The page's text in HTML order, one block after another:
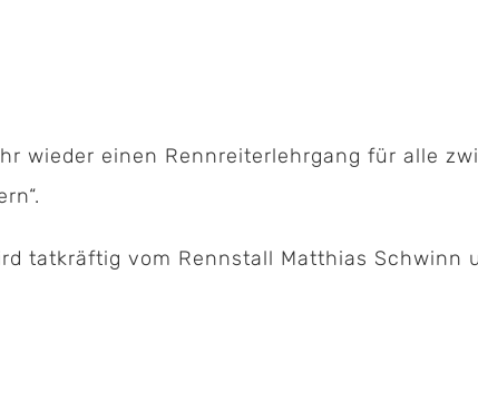
wieder einen Rennreiterlehrgang für alle
tatkräftig vom Rennstall Matthias Schwinn